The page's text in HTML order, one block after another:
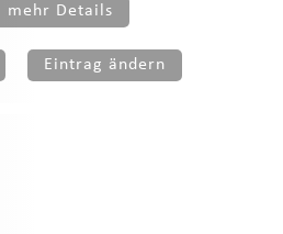
mehr Details
Eintrag ändern